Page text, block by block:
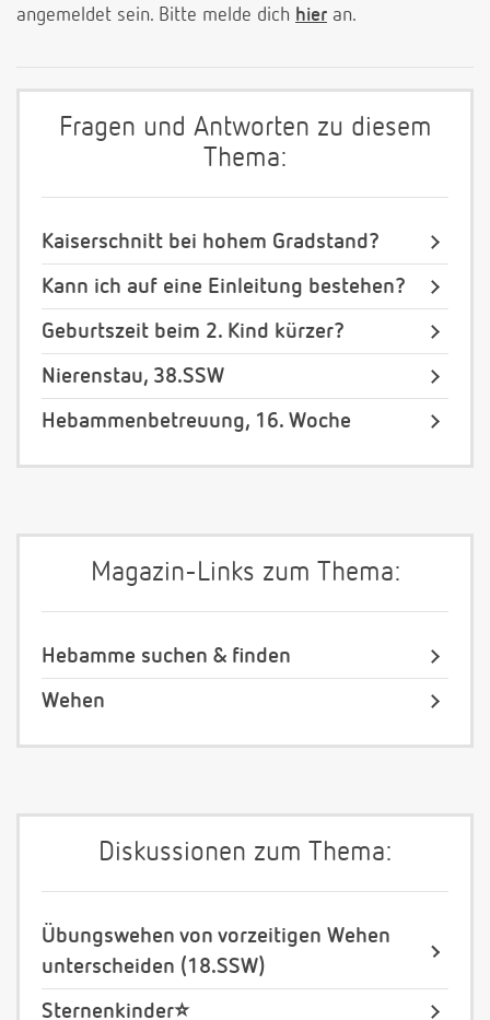
angemeldet sein. Bitte melde dich hier an.
Fragen und Antworten zu diesem
Thema:
Kaiserschnitt bei hohem Gradstand?
Kann ich auf eine Einleitung bestehen?
Geburtszeit beim 2. Kind kürzer?
Nierenstau, 38.SSW
Hebammenbetreuung, 16. Woche
Magazin-Links zum Thema:
Hebamme suchen & finden
Wehen
Diskussionen zum Thema:
Übungswehen von vorzeitigen Wehen
unterscheiden (18.SSW)
Sternenkinder⭐️